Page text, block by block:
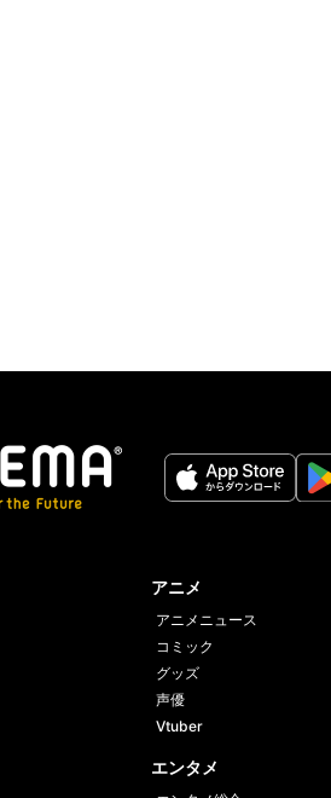
アニメ
アニメニュース
コミック
グッズ
声優
Vtuber
エンタメ